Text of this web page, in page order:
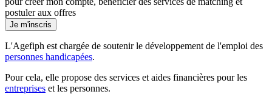
postuler aux offres
Je m'inscris
L'Agefiph est chargée de soutenir le développement de l'emploi des
personnes handicapées.
Pour cela, elle propose des services et aides financières pour les
entreprises et les personnes.